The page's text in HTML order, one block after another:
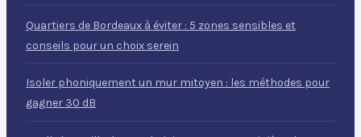
Quartiers de Bordeaux à éviter : 5 zones sensibles et
conseils pour un choix serein
Isoler phoniquement un mur mitoyen : les méthodes pour
gagner 30 dB